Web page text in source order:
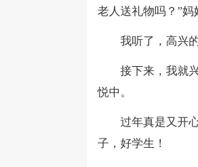
老人送礼物吗？”
我听了，高兴的
接下来，我就兴
悦中。
过年真是又开心
子，好学生！